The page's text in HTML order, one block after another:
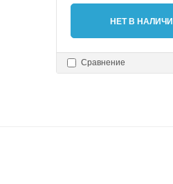
НЕТ В
Сравнение